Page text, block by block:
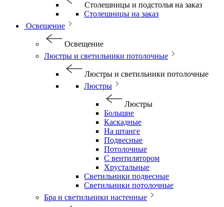
Столешницы и подстолья на заказ
Столешницы на заказ
Освещение
Освещение
Люстры и светильники потолочные
Люстры и светильники потолочные
Люстры
Люстры
Большие
Каскадные
На штанге
Подвесные
Потолочные
С вентилятором
Хрустальные
Светильники подвесные
Светильники потолочные
Бра и светильники настенные